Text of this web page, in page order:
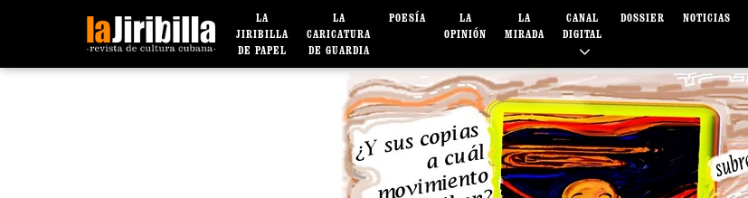
LA
JIRIBILLA
DE PAPEL
LA
CARICATURA
DE GUARDIA
POESÍA
LA
OPINIÓN
LA
MIRADA
CANAL
DIGITAL
DOSSIER NOTICIAS